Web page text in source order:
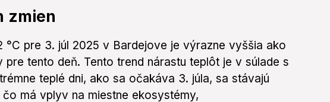
zmien
°C pre 3. júl 2025 v Bardejove je výrazne vyššia ako
pre tento deň. Tento trend nárastu teplôt je v súlade s
teplé dni, ako sa očakáva 3. júla, sa stávajú
má vplyv na miestne ekosystémy,